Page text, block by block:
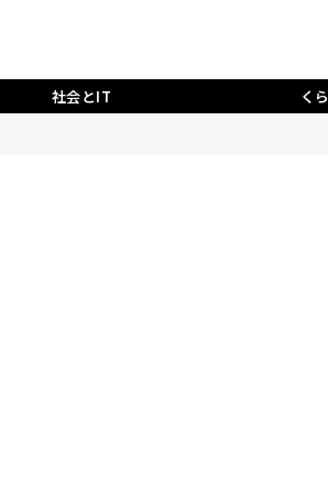
社会とIT く